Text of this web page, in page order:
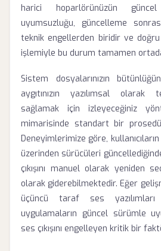
harici hoparlörünüzün
uyumsuzluğu, güncelleme
teknik engellerden biridir ve
işlemiyle bu durum tamamen
Sistem dosyalarınızın
aygıtınızın yazılımsal olarak
sağlamak için izleyeceğiniz
mimarisinde standart bir
Deneyimlerimize göre,
üzerinden sürücüleri
çıkışını manuel olarak yeniden
olarak giderebilmektedir. Eğer
üçüncü taraf ses yazılımları
uygulamaların güncel sürümle
ses çıkışını engelleyen kritik bir